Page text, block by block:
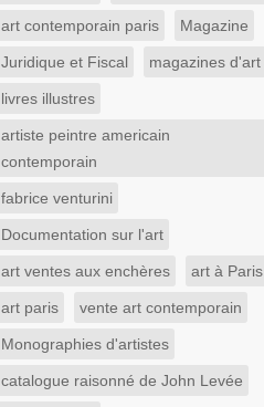
art contemporain paris Magazine
Juridique et Fiscal magazines d'art
livres illustres
artiste peintre americain
contemporain
fabrice venturini
Documentation sur l'art
art ventes aux enchères art à Paris
art paris vente art contemporain
Monographies d'artistes
catalogue raisonné de John Levée